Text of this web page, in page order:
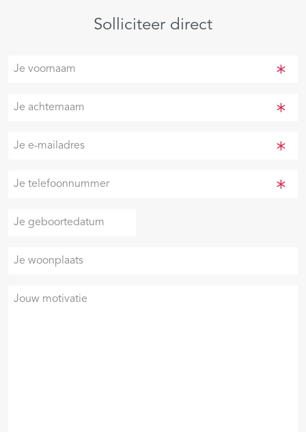
Solliciteer direct
Je
Je
Je
(Vereist)
Je
Je
geboortedatum
DD
MM
Je
woonplaats
Je